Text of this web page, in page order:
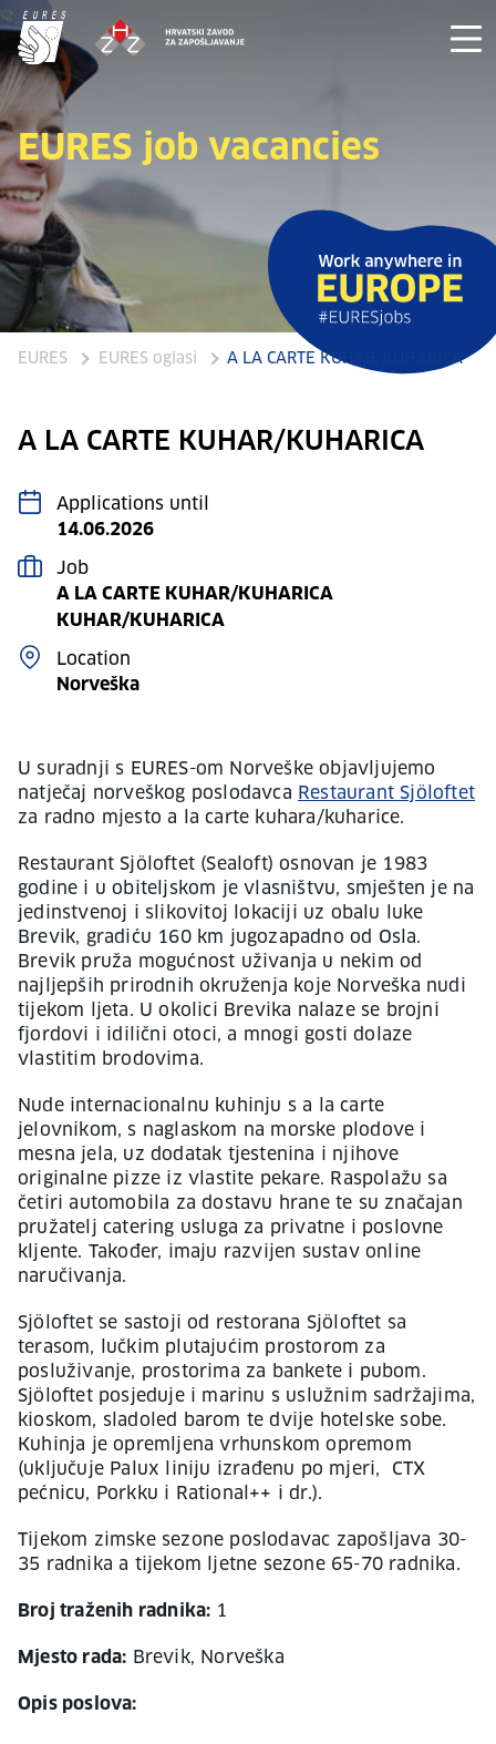
EURES job vacancies
EURES EURES oglasi A LA CARTE KUHAR/KUHARICA
A LA CARTE KUHAR/KUHARICA
Applications until
14.06.2026
Job
A LA CARTE KUHAR/KUHARICA
KUHAR/KUHARICA
Location
Norveška
U suradnji s EURES-om Norveške objavljujemo
natječaj norveškog poslodavca Restaurant Sjöloftet
za radno mjesto a la carte kuhara/kuharice.
Restaurant Sjöloftet (Sealoft) osnovan je 1983
godine i u obiteljskom je vlasništvu, smješten je na
jedinstvenoj i slikovitoj lokaciji uz obalu luke
Brevik, gradiću 160 km jugozapadno od Osla.
Brevik pruža mogućnost uživanja u nekim od
najljepših prirodnih okruženja koje Norveška nudi
tijekom ljeta. U okolici Brevika nalaze se brojni
fjordovi i idilični otoci, a mnogi gosti dolaze
vlastitim brodovima.
Nude internacionalnu kuhinju s a la carte
jelovnikom, s naglaskom na morske plodove i
mesna jela, uz dodatak tjestenina i njihove
originalne pizze iz vlastite pekare. Raspolažu sa
četiri automobila za dostavu hrane te su značajan
pružatelj catering usluga za privatne i poslovne
kljente. Također, imaju razvijen sustav online
naručivanja.
Sjöloftet se sastoji od restorana Sjöloftet sa
terasom, lučkim plutajućim prostorom za
posluživanje, prostorima za bankete i pubom.
Sjöloftet posjeduje i marinu s uslužnim sadržajima,
kioskom, sladoled barom te dvije hotelske sobe.
Kuhinja je opremljena vrhunskom opremom
(uključuje Palux liniju izrađenu po mjeri, CTX
pećnicu, Porkku i Rational++ i dr.).
Tijekom zimske sezone poslodavac zapošljava 30-
35 radnika a tijekom ljetne sezone 65-70 radnika.
Broj traženih radnika: 1
Mjesto rada: Brevik, Norveška
Opis poslova: